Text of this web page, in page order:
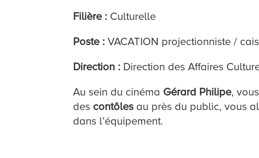
Filière : Culturelle
Poste : VACATION projectionniste /
Direction : Direction des Affaires
Au sein du cinéma Gérard Philipe,
des contôles au près du public, vous
dans l’équipement.